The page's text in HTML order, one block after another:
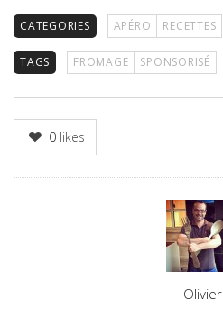
CATEGORIES APÉRO RECETTES
TAGS FROMAGE SPONSORISÉ
0 likes
Olivier